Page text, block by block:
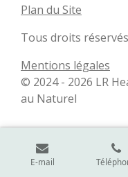
Plan du Site
Tous droits réservés
Mentions légales
© 2024 - 2026 LR
au Naturel
E-mail